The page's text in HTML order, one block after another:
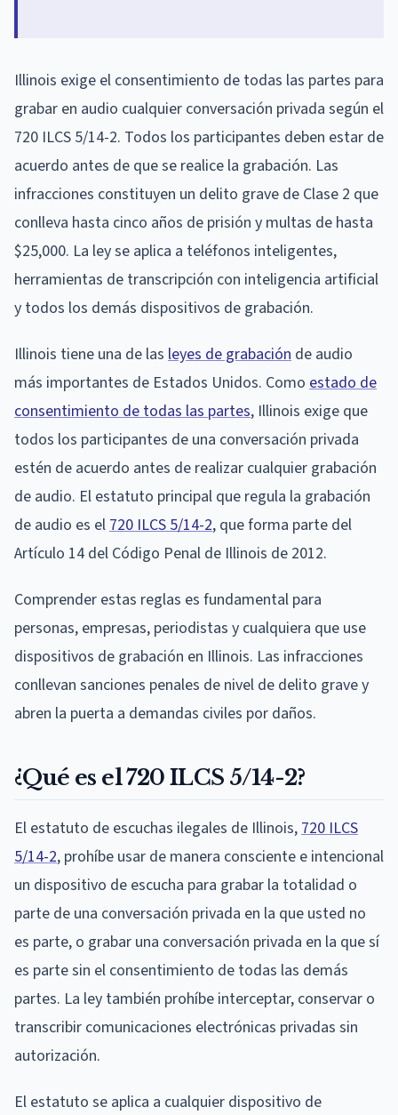
Illinois exige el consentimiento de todas las partes para
grabar en audio cualquier conversación privada según el
720 ILCS 5/14-2. Todos los participantes deben estar de
acuerdo antes de que se realice la grabación. Las
infracciones constituyen un delito grave de Clase 2 que
conlleva hasta cinco años de prisión y multas de hasta
$25,000. La ley se aplica a teléfonos inteligentes,
herramientas de transcripción con inteligencia artificial
y todos los demás dispositivos de grabación.
Illinois tiene una de las leyes de grabación de audio
más importantes de Estados Unidos. Como estado de
consentimiento de todas las partes, Illinois exige que
todos los participantes de una conversación privada
estén de acuerdo antes de realizar cualquier grabación
de audio. El estatuto principal que regula la grabación
de audio es el 720 ILCS 5/14-2, que forma parte del
Artículo 14 del Código Penal de Illinois de 2012.
Comprender estas reglas es fundamental para
personas, empresas, periodistas y cualquiera que use
dispositivos de grabación en Illinois. Las infracciones
conllevan sanciones penales de nivel de delito grave y
abren la puerta a demandas civiles por daños.
¿Qué es el 720 ILCS 5/14-2?
El estatuto de escuchas ilegales de Illinois, 720 ILCS
5/14-2, prohíbe usar de manera consciente e intencional
un dispositivo de escucha para grabar la totalidad o
parte de una conversación privada en la que usted no
es parte, o grabar una conversación privada en la que sí
es parte sin el consentimiento de todas las demás
partes. La ley también prohíbe interceptar, conservar o
transcribir comunicaciones electrónicas privadas sin
autorización.
El estatuto se aplica a cualquier dispositivo de